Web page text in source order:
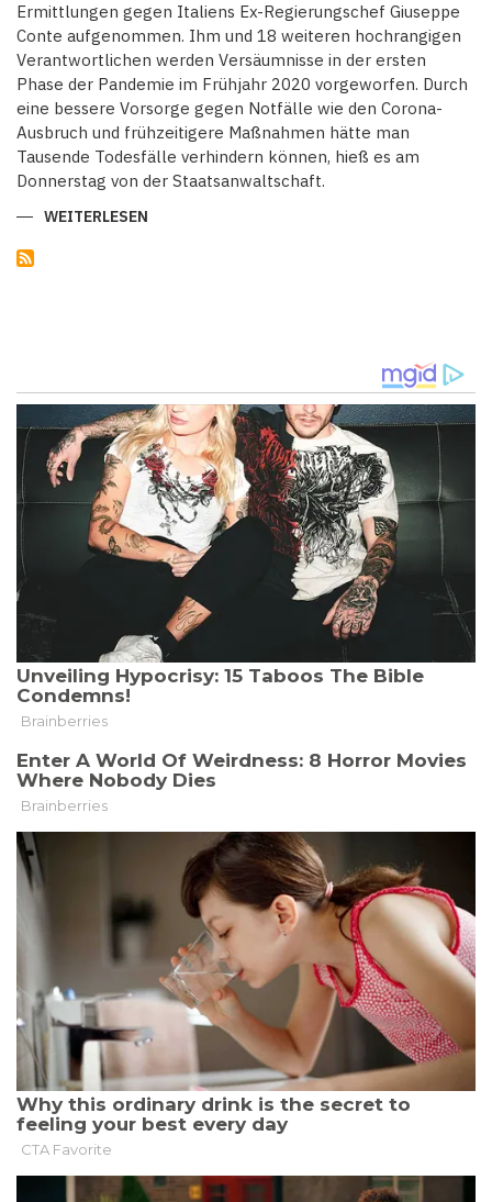
Ermittlungen gegen Italiens Ex-Regierungschef Giuseppe
Conte aufgenommen. Ihm und 18 weiteren hochrangigen
Verantwortlichen werden Versäumnisse in der ersten
Phase der Pandemie im Frühjahr 2020 vorgeworfen. Durch
eine bessere Vorsorge gegen Notfälle wie den Corona-
Ausbruch und frühzeitigere Maßnahmen hätte man
Tausende Todesfälle verhindern können, hieß es am
Donnerstag von der Staatsanwaltschaft.
WEITERLESEN